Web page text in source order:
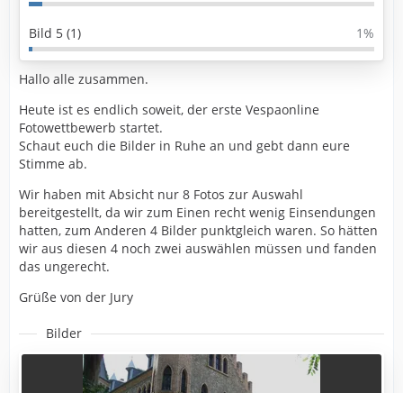
Bild 5 (1) 1%
Hallo alle zusammen.
Heute ist es endlich soweit, der erste Vespaonline
Fotowettbewerb startet.
Schaut euch die Bilder in Ruhe an und gebt dann eure
Stimme ab.
Wir haben mit Absicht nur 8 Fotos zur Auswahl
bereitgestellt, da wir zum Einen recht wenig Einsendungen
hatten, zum Anderen 4 Bilder punktgleich waren. So hätten
wir aus diesen 4 noch zwei auswählen müssen und fanden
das ungerecht.
Grüße von der Jury
Bilder